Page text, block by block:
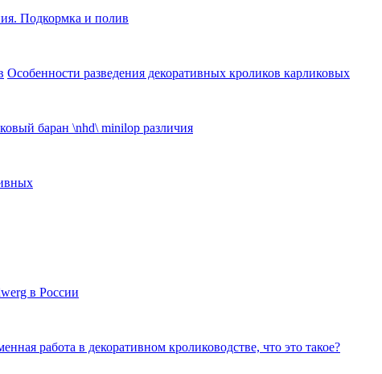
Подкормка и полив
Особенности разведения декоративных кроликов карликовых
баран \nhd\ minilop различия
в России
работа в декоративном кролиководстве, что это такое?